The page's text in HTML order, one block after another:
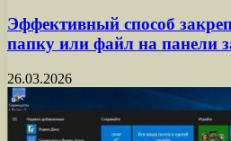
Эффективный способ
папку или файл на панели
26.03.2026